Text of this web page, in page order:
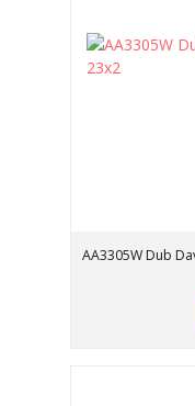
AA3305W Dub